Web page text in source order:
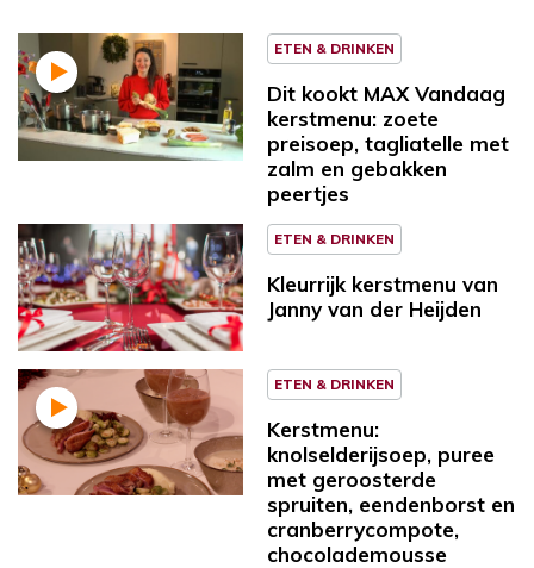
ETEN & DRINKEN
Dit kookt MAX Vandaag
kerstmenu: zoete
preisoep, tagliatelle met
zalm en gebakken
peertjes
ETEN & DRINKEN
Kleurrijk kerstmenu van
Janny van der Heijden
ETEN & DRINKEN
Kerstmenu:
knolselderijsoep, puree
met geroosterde
spruiten, eendenborst en
cranberrycompote,
chocolademousse